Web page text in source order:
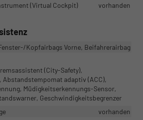
(Virtual Cockpit)
vorhanden
Kopfairbags Vorne, Beifahrerairbag
(City-Safety),
adaptiv (ACC),
Müdigkeitserkennungs-Sensor,
Geschwindigkeitsbegrenzer
vorhanden